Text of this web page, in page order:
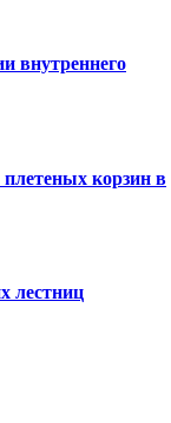
внутреннего
корзин в
лестниц